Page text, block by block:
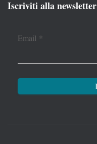
Iscriviti alla newsletter
Email *